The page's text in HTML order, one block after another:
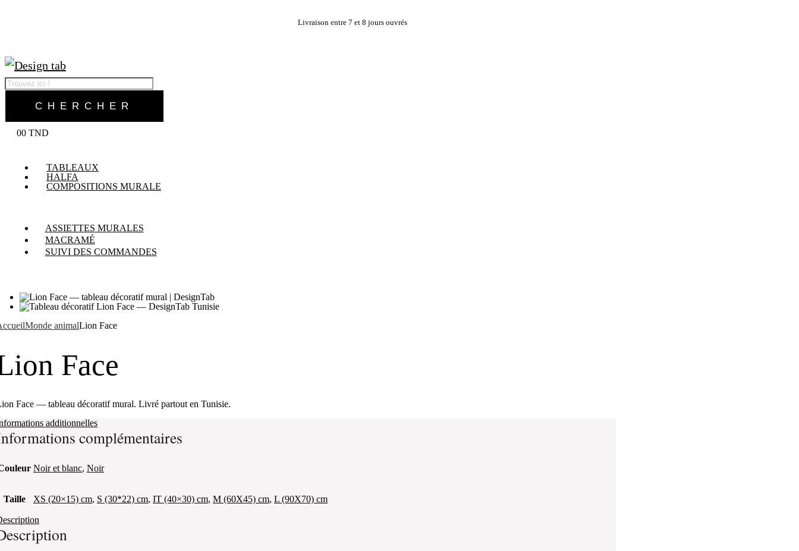
Livraison entre 7 et 8 jours ouvrés
00 TND
TABLEAUX
HALFA
COMPOSITIONS MURALE
ASSIETTES MURALES
MACRAMÉ
SUIVI DES COMMANDES
Monde animalLion Face
Face
Face — tableau décoratif mural. Livré partout en Tunisie.
additionnelles
complémentaires
Noir et blanc, Noir
Taille XS (20×15) cm, S (30*22) cm, IT (40×30) cm, M (60X45) cm, L (90X70) cm